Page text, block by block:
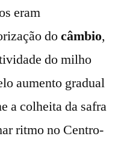
eram
docâmbio,
do milho
aumento gradual
a colheita da safra
ritmo no Centro-